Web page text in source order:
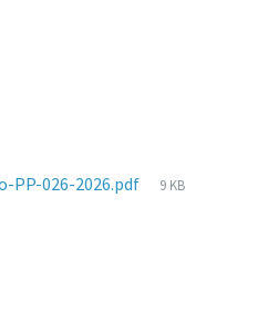
PP-026-2026.pdf
Tamanho
9 KB